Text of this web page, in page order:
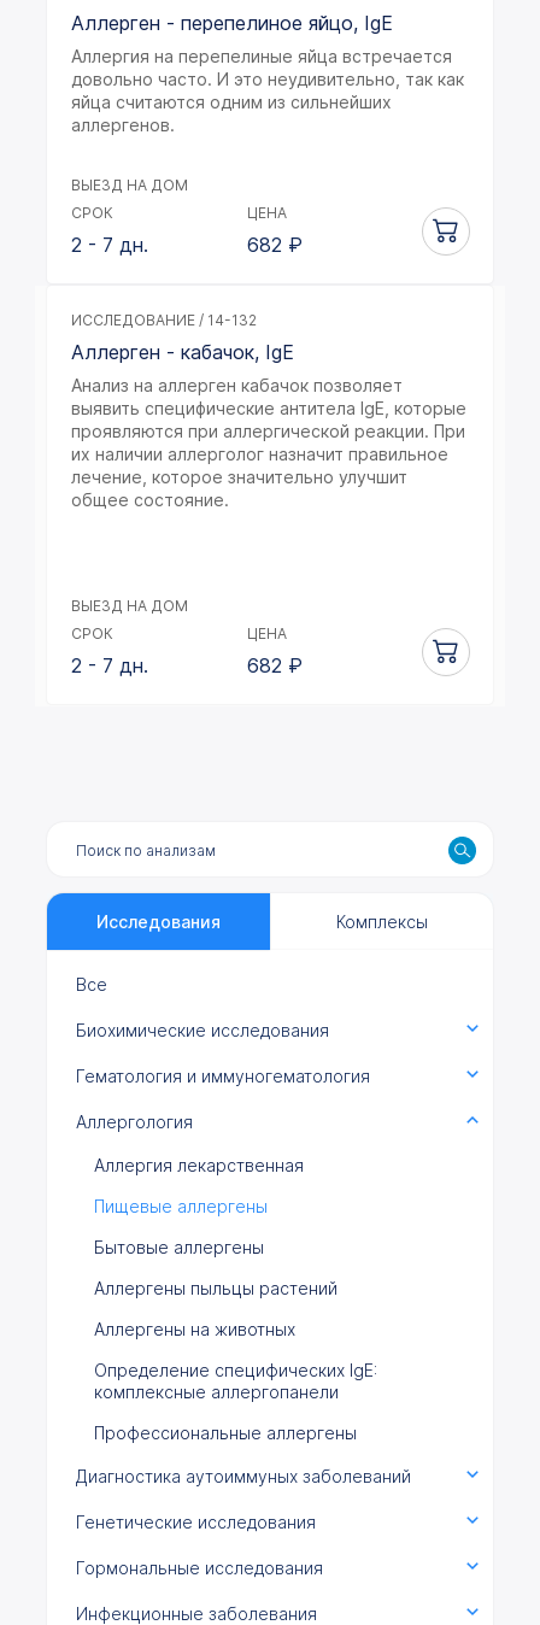
Аллерген - перепелиное яйцо, IgE
Аллергия на перепелиные яйца встречается
довольно часто. И это неудивительно, так как
яйца считаются одним из сильнейших
аллергенов.
ВЫЕЗД НА ДОМ
СРОК
2 - 7 дн.
ЦЕНА
682 ₽
ИССЛЕДОВАНИЕ / 14-132
Аллерген - кабачок, IgE
Анализ на аллерген кабачок позволяет
выявить специфические антитела IgE, которые
проявляются при аллергической реакции. При
их наличии аллерголог назначит правильное
лечение, которое значительно улучшит
общее состояние.
ВЫЕЗД НА ДОМ
СРОК
2 - 7 дн.
ЦЕНА
682 ₽
Исследования Комплексы
Все
Биохимические исследования
Гематология и иммуногематология
Аллергология
Аллергия лекарственная
Пищевые аллергены
Бытовые аллергены
Аллергены пыльцы растений
Аллергены на животных
Определение специфических IgE:
комплексные аллергопанели
Профессиональные аллергены
Диагностика аутоиммуных заболеваний
Генетические исследования
Гормональные исследования
Инфекционные заболевания